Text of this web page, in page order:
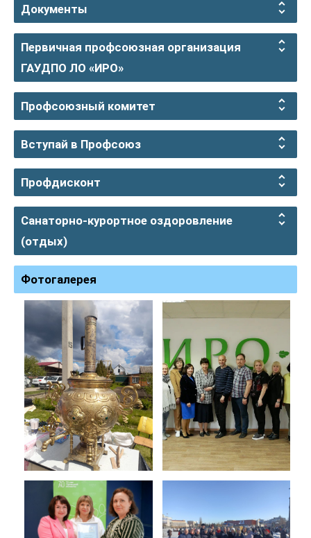
Документы
Первичная профсоюзная организация
ГАУДПО ЛО «ИРО»
Профсоюзный комитет
Вступай в Профсоюз
Профдисконт
Санаторно-курортное оздоровление
(отдых)
Фотогалерея